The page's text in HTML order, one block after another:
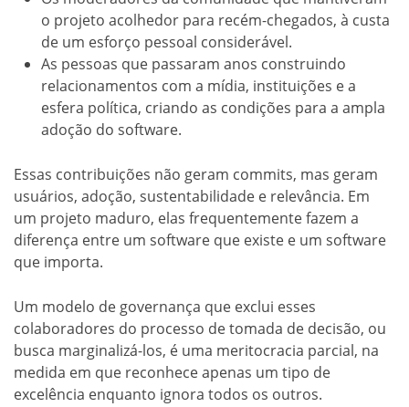
o projeto acolhedor para recém-chegados, à custa
de um esforço pessoal considerável.
As pessoas que passaram anos construindo
relacionamentos com a mídia, instituições e a
esfera política, criando as condições para a ampla
adoção do software.
Essas contribuições não geram commits, mas geram
usuários, adoção, sustentabilidade e relevância. Em
um projeto maduro, elas frequentemente fazem a
diferença entre um software que existe e um software
que importa.
Um modelo de governança que exclui esses
colaboradores do processo de tomada de decisão, ou
busca marginalizá-los, é uma meritocracia parcial, na
medida em que reconhece apenas um tipo de
excelência enquanto ignora todos os outros.